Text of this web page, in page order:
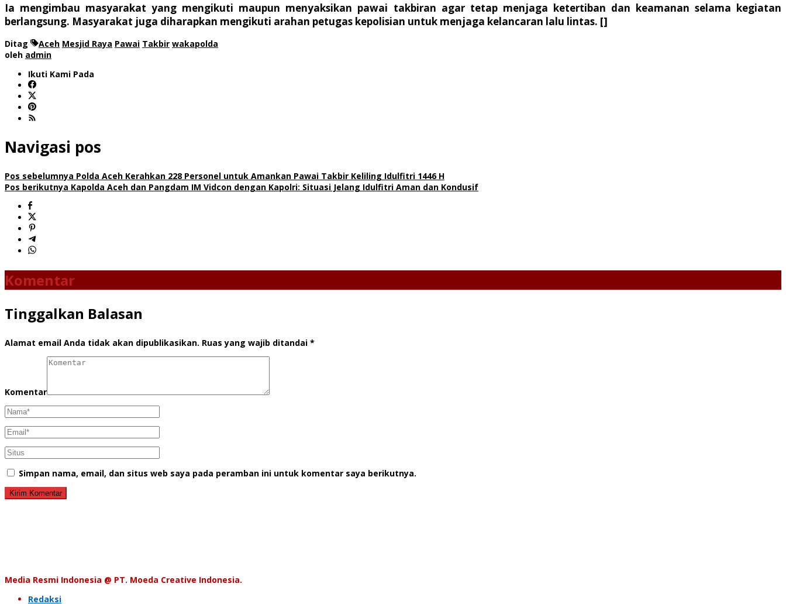
Ia mengimbau masyarakat yang mengikuti maupun menyaksikan pawai takbiran agar tetap menjaga ketertiban dan keamanan selama kegiatan
berlangsung. Masyarakat juga diharapkan mengikuti arahan petugas kepolisian untuk menjaga kelancaran lalu lintas. []
Ditag Aceh Mesjid Raya Pawai Takbir wakapolda
oleh admin
Ikuti Kami Pada
Navigasi pos
Pos sebelumnya Polda Aceh Kerahkan 228 Personel untuk Amankan Pawai Takbir Keliling Idulfitri 1446 H
Pos berikutnya Kapolda Aceh dan Pangdam IM Vidcon dengan Kapolri: Situasi Jelang Idulfitri Aman dan Kondusif
Komentar
Tinggalkan Balasan
Alamat email Anda tidak akan dipublikasikan. Ruas yang wajib ditandai *
Komentar
Simpan nama, email, dan situs web saya pada peramban ini untuk komentar saya berikutnya.
Media Resmi Indonesia @ PT. Moeda Creative Indonesia.
Redaksi